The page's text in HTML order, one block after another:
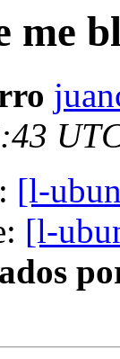
me
[l-
[l-